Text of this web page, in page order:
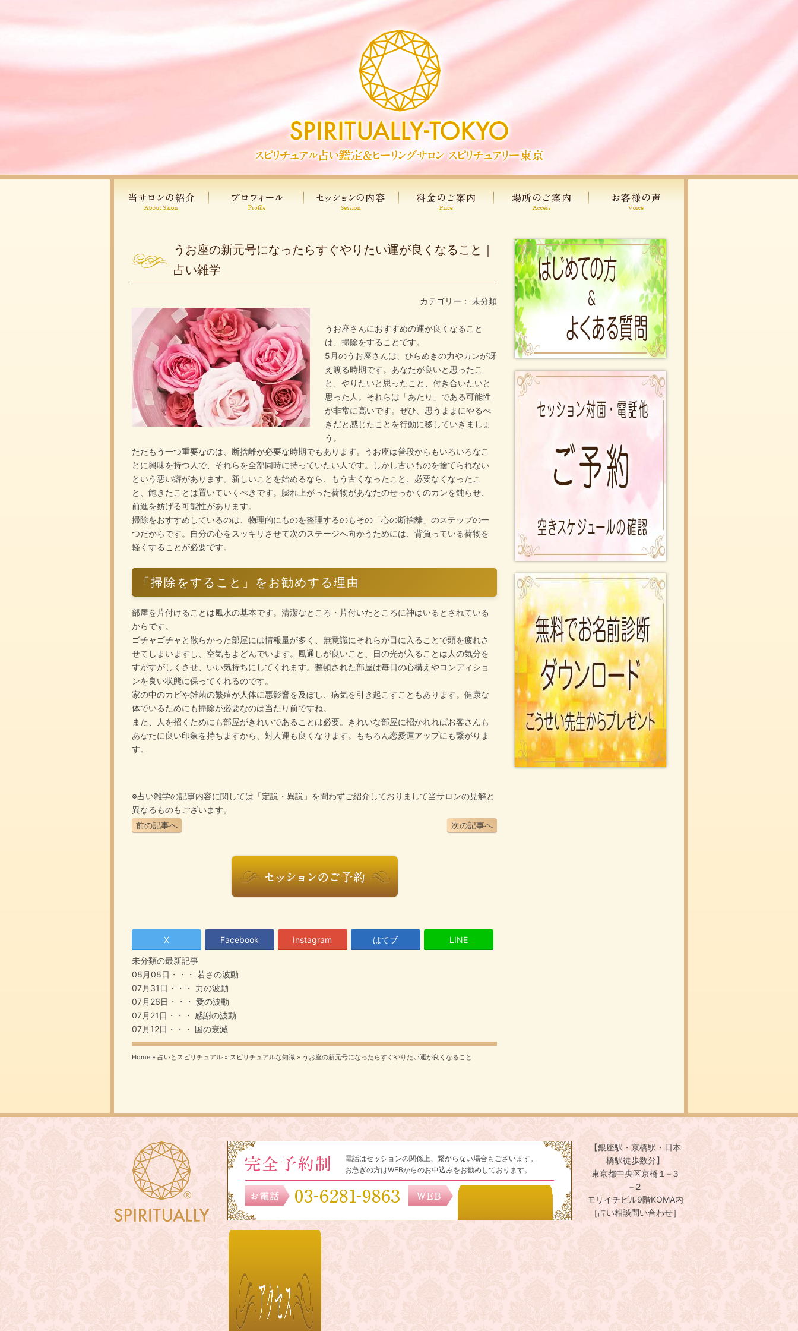
うお座の新元号になったらすぐやりたい運が良くなること｜
占い雑学
カテゴリー： 未分類
うお座さんにおすすめの運が良くなること
は、掃除をすることです。
5月のうお座さんは、ひらめきの力やカンが冴
え渡る時期です。あなたが良いと思ったこ
と、やりたいと思ったこと、付き合いたいと
思った人。それらは「あたり」である可能性
が非常に高いです。ぜひ、思うままにやるべ
きだと感じたことを行動に移していきましょ
う。
ただもう一つ重要なのは、断捨離が必要な時期でもあります。うお座は普段からもいろいろなこ
とに興味を持つ人で、それらを全部同時に持っていたい人です。しかし古いものを捨てられない
という悪い癖があります。新しいことを始めるなら、もう古くなったこと、必要なくなったこ
と、飽きたことは置いていくべきです。膨れ上がった荷物があなたのせっかくのカンを鈍らせ、
前進を妨げる可能性があります。
掃除をおすすめしているのは、物理的にものを整理するのもその「心の断捨離」のステップの一
つだからです。自分の心をスッキリさせて次のステージへ向かうためには、背負っている荷物を
軽くすることが必要です。
「掃除をすること」をお勧めする理由
部屋を片付けることは風水の基本です。清潔なところ・片付いたところに神はいるとされている
からです。
ゴチャゴチャと散らかった部屋には情報量が多く、無意識にそれらが目に入ることで頭を疲れさ
せてしまいますし、空気もよどんでいます。風通しが良いこと、日の光が入ることは人の気分を
すがすがしくさせ、いい気持ちにしてくれます。整頓された部屋は毎日の心構えやコンディショ
ンを良い状態に保ってくれるのです。
家の中のカビや雑菌の繁殖が人体に悪影響を及ぼし、病気を引き起こすこともあります。健康な
体でいるためにも掃除が必要なのは当たり前ですね。
また、人を招くためにも部屋がきれいであることは必要。きれいな部屋に招かれればお客さんも
あなたに良い印象を持ちますから、対人運も良くなります。もちろん恋愛運アップにも繋がりま
す。
※占い雑学の記事内容に関しては「定説・異説」を問わずご紹介しておりまして当サロンの見解と
異なるものもございます。
次の記事へ
前の記事へ
X Facebook Instagram はてブ LINE
未分類の最新記事
08月08日・・・ 若さの波動
07月31日・・・ 力の波動
07月26日・・・ 愛の波動
07月21日・・・ 感謝の波動
07月12日・・・ 国の衰滅
Home » 占いとスピリチュアル » スピリチュアルな知識 » うお座の新元号になったらすぐやりたい運が良くなること
電話はセッションの関係上、繋がらない場合もございます。
お急ぎの方はWEBからのお申込みをお勧めしております。
【銀座駅・京橋駅・日本
橋駅徒歩数分】
東京都中央区京橋１−３
−２
モリイチビル9階KOMA内
［占い相談問い合わせ］